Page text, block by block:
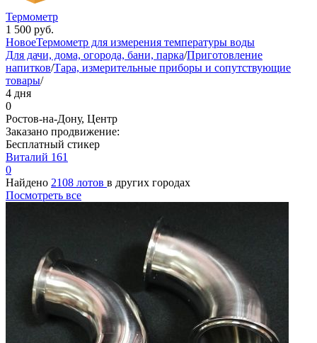
Термометр
1 500 руб.
НовоеТермометр для измерения температуры воды
Для дачи, дома, огорода, бани, парка/Приготовление
напитков/Тара, измерительные приборы и сопутствующие
товары/
4 дня
0
Ростов-на-Дону, Центр
Заказано продвижение:
Бесплатный стикер
Виталий 161
0
Найдено 2108 лотов в других городах
Посмотреть все